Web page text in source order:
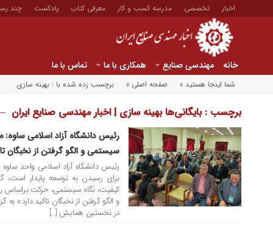
اخبار تخصصی مدرسه کسب و کار معرفی کتاب پادکست چند
خانه مهندسی صنایع همکاری با ما تماس با ما
شما اینجا هستید » صفحه اصلی » برچسب زده شده با : بهینه سازی
برچسب : بایگانی‌ها بهینه سازی | اخبار مهندسی صنایع ایران
۱۲ بهمن ۱۳۹۴
رئیس دانشگاه آزاد اسلامی ساوه:
سیستمی و الگو گرفتن از نخبگان
رئیس دانشگاه آزاد اسلامی واحد
برای رسیدن به توسعه پایدار است،
کیفیت، نگاه سیستمی، حرکت براساس
و الگو گرفتن از نخبگان تاکید دارد.» به
در نخستین همایش […]